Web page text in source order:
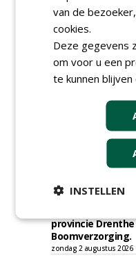
TENDERS
Gemeente
onderhoud
Boomrooierij
donderdag 6 augustus
Academisch
onderhoud
Hoveniers,
Provincie
provincie Drenthe
Boomverzorging.
zondag 2 augustus 2026
van de
cookies.
Deze gegevens
om voor u een
te kunnen blijven
INSTELLEN